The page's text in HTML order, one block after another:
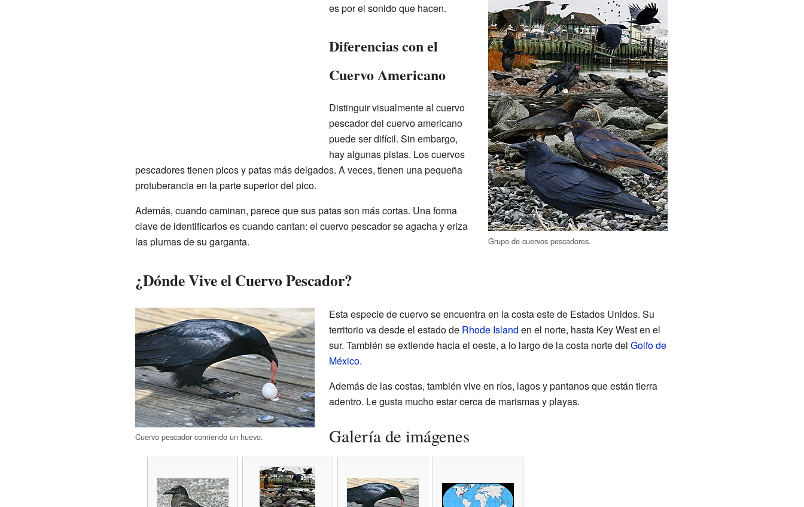
Grupo de cuervos pescadores.
es por el sonido que hacen.
Diferencias con el
Cuervo Americano
Distinguir visualmente al cuervo
pescador del cuervo americano
puede ser difícil. Sin embargo,
hay algunas pistas. Los cuervos
pescadores tienen picos y patas más delgados. A veces, tienen una pequeña
protuberancia en la parte superior del pico.
Además, cuando caminan, parece que sus patas son más cortas. Una forma
clave de identificarlos es cuando cantan: el cuervo pescador se agacha y eriza
las plumas de su garganta.
¿Dónde Vive el Cuervo Pescador?
Cuervo pescador comiendo un huevo.
Esta especie de cuervo se encuentra en la costa este de Estados Unidos. Su
territorio va desde el estado de Rhode Island en el norte, hasta Key West en el
sur. También se extiende hacia el oeste, a lo largo de la costa norte del Golfo de
México.
Además de las costas, también vive en ríos, lagos y pantanos que están tierra
adentro. Le gusta mucho estar cerca de marismas y playas.
Galería de imágenes